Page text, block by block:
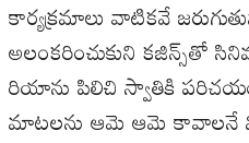
కార్యక్రమాలు వాటికవే
అలంకరించుకుని కజిన్స్‌తో
రియాను పిలిచి స్వాతికి
మాటలను ఆమె ఆమె కావాలనే